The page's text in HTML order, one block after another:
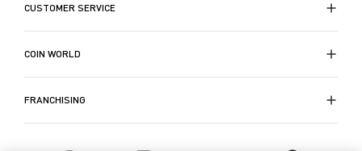
CUSTOMER SERVICE
COIN WORLD
FRANCHISING